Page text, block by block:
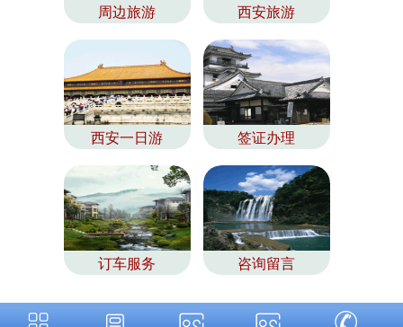
周边旅游 西安旅游
西安一日游 签证办理
订车服务 咨询留言